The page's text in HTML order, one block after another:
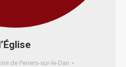
de Periers-sur-le-Dan